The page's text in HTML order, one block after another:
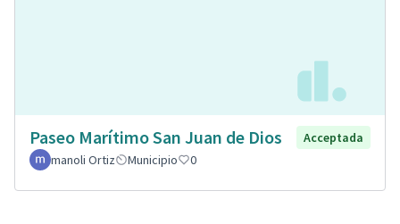
Paseo Marítimo San Juan de Dios
Acceptada
manoli Ortiz
Municipio 0